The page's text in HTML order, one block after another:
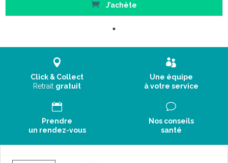
J’achète
Click & Collect
Retrait gratuit
Une équipe
à votre service
Prendre
un rendez-vous
Nos conseils
santé